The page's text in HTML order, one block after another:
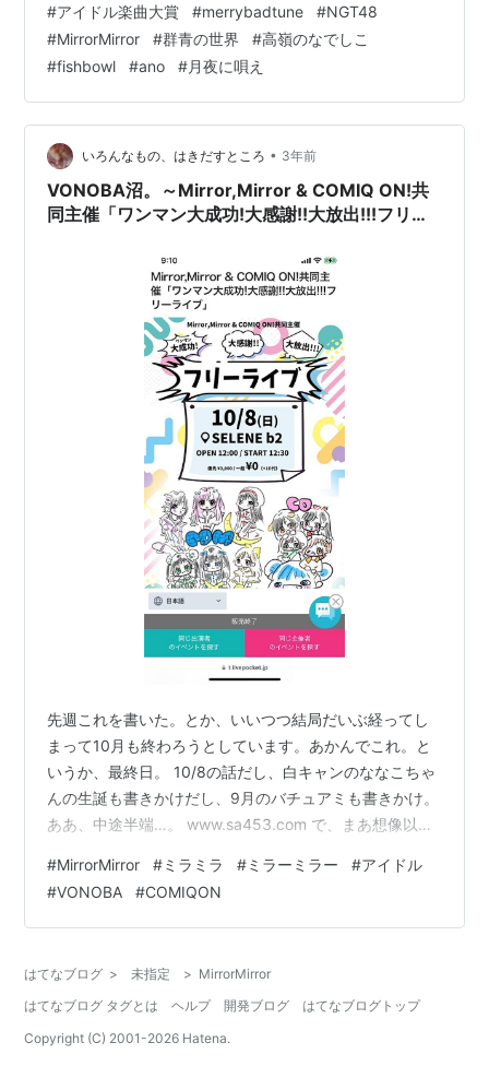
の時期です。アイドル楽曲大賞。 www.esrp2.jp 今年は
転職やらなんやらも相まって、いろんな気持ちが相乱れ
る一年だったもので。 とてもとても決めるのに難航しま
した。 と、同時に、「書く」ことを意識したいと思って
始めた、「#ヲタクが聴いた23ドル曲」と題して、たく
さんきいて、たくさん書き残す…
#アイドル楽曲大賞 #merrybadtune #NGT48
#MirrorMirror #群青の世界 #高嶺のなでしこ
#fishbowl #ano #月夜に唄え
いろんなもの、はきだすところ • 3年前
VONOBA沼。～Mirror,Mirror & COMIQ ON!共
同主催「ワンマン大成功!大感謝!!大放出!!!フリー
先週これを書いた。とか、いいつつ結局だいぶ経ってし
まって10月も終わろうとしています。あかんでこれ。と
いうか、最終日。 10/8の話だし、白キャンのななこちゃ
んの生誕も書きかけだし、9月のバチュアミも書きかけ。
ああ、中途半端…。 www.sa453.com で、まあ想像以上
の曲っていうピンポイントではなくて、ほぼだいたい全
部好きっていう恐ろしい事態を引き起こしておりまし
て、ずっとMirror,Mirror（以下、ミラミラ）を聴いていま
日聴いています。 みんなも本当に聞いたほ…
#MirrorMirror #ミラミラ #ミラーミラー #アイドル
#VONOBA #COMIQON
はてなブログ > 未指定 > MirrorMirror
はてなブログ タグとは
ヘルプ 開発ブログ
はてなブログトップ
Copyright (C) 2001-2026 Hatena.